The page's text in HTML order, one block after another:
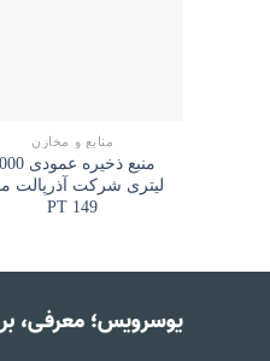
منابع و مخازن
منبع ذخیره
لیتری شرکت آذرپالت
PT 149
یوسرویس؛ معرفی،